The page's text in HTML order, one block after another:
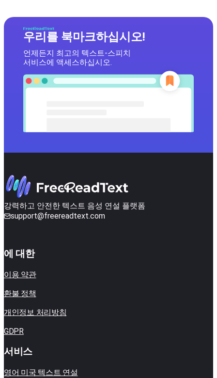
우리를 북마크하십시오!
언제든지 최고의 텍스트-스피치
서비스에 액세스하십시오.
강력하고 안전한 텍스트 음성 연설 플랫폼
support@freereadtext.com
에 대한
이용 약관
환불 정책
개인정보 처리방침
GDPR
서비스
영어 미국 텍스트 연설